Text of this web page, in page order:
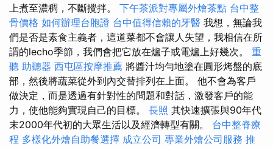
上煮至濃稠，不斷攪拌。 下午茶派對專屬外燴茶點 台中整
骨價格 如何辦理台胞證 台中值得信賴的牙醫 我想，無論我
們是否是素食主義者，這道菜都不會讓人失望，我相信在所
謂的lecho季節，我們會把它放在爐子或電爐上好幾次。 重
聽 助聽器 西屯區按摩推薦 將醬汁均勻地塗在圓形烤盤的底
部，然後將蔬菜從外到內交替排列在上面。 他不會為客戶
做決定，而是透過有針對性的問題和對話，激發客戶的能
力，使他能夠實現自己的目標。 長照 其快速擴張與90年代
末2000年代初的大眾生活以及經濟轉型有關。 台中整脊療
程 多樣化外燴自助餐選擇 成立公司 專業外燴公司服務 推